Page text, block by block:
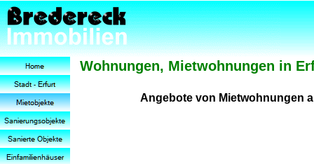
Wohnungen, Mietwohnungen in
Angebote von Mietwohnungen